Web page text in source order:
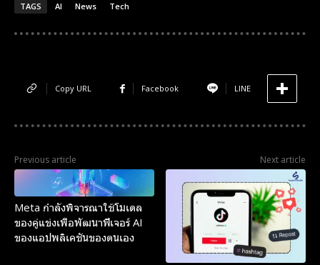
TAGS AI News Tech
Copy URL Facebook LINE
Previous article
Meta กำลังพิจารณาใช้โมเดล
ของคู่แข่งเพื่อพัฒนาฟีเจอร์ AI
ของแอปพลิเคชันของตนเอง
Next article